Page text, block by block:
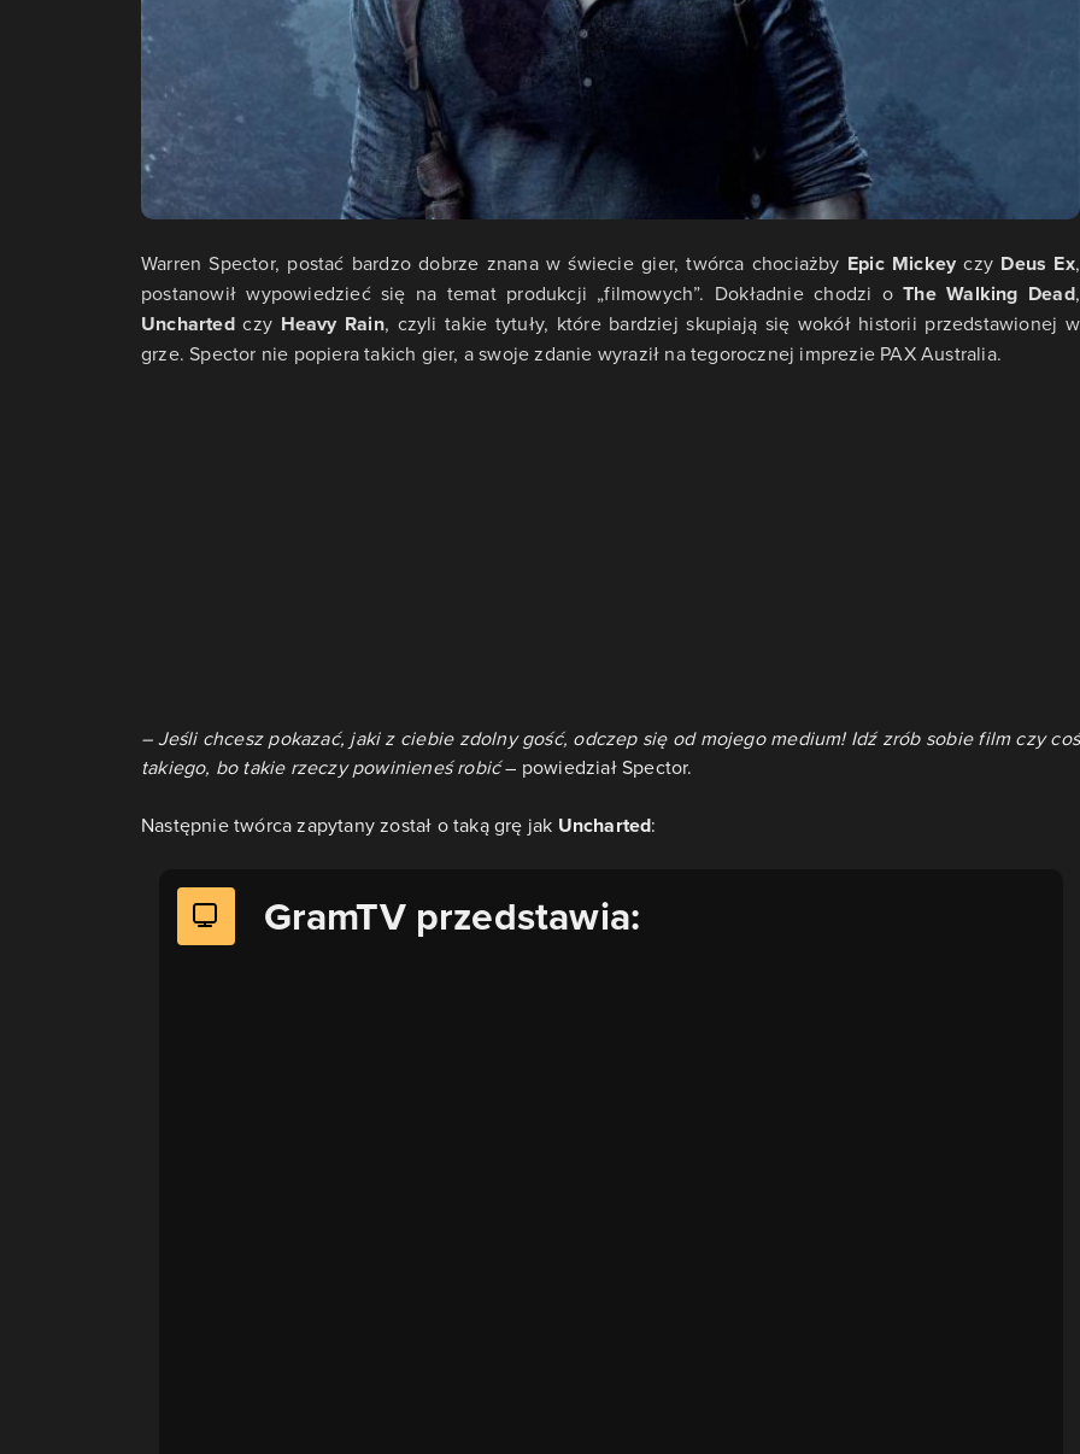
Warren Spector, postać bardzo dobrze znana w świecie gier, twórca chociażby Epic Mickey czy Deus Ex,
postanowił wypowiedzieć się na temat produkcji „filmowych”. Dokładnie chodzi oThe Walking Dead,
Unchartedczy Heavy Rain, czyli takie tytuły, które bardziej skupiają się wokół historii przedstawionej w
grze. Spector nie popiera takich gier, a swoje zdanie wyraził na tegorocznej imprezie PAX Australia.
– Jeśli chcesz pokazać, jaki z ciebie zdolny gość, odczep się od mojego medium! Idź zrób sobie film czy coś
takiego, bo takie rzeczy powinieneś robić– powiedział Spector.
Następnie twórca zapytany został o taką grę jak Uncharted:
GramTV przedstawia: